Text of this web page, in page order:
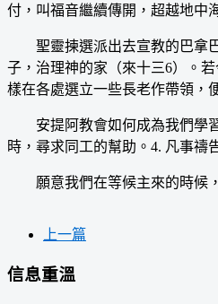
付，叫福音繼續傳開，超越地中
聖靈揀選派出去宣教的巴拿巴
子，治理神的家（來十三6）。
樣在各處選立一些長老作帶領，
安提阿教會如何成為我們學習
時，尋求同工的幫助。4. 凡事禱
願意我們在等候主來的時候，
上一篇
信息重溫